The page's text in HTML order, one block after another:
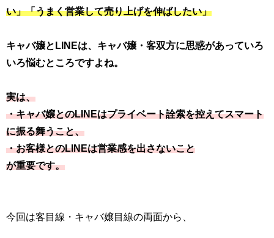
い」「うまく営業して売り上げを伸ばしたい」
キャバ嬢とLINEは、キャバ嬢・客双方に思惑があっていろ
いろ悩むところですよね。
実は、
・キャバ嬢とのLINEはプライベート詮索を控えてスマート
に振る舞うこと、
・お客様とのLINEは営業感を出さないこと
が重要です。
今回は客目線・キャバ嬢目線の両面から、